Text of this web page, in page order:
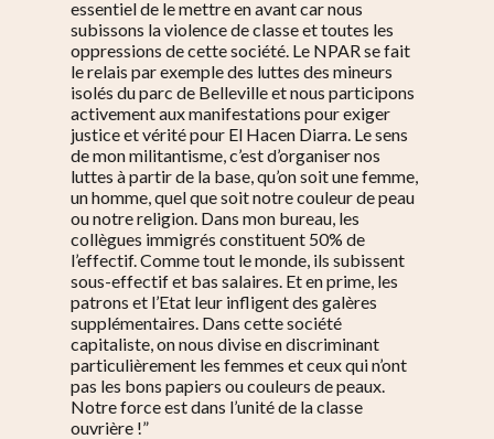
essentiel de le mettre en avant car nous
subissons la violence de classe et toutes les
oppressions de cette société. Le NPAR se fait
le relais par exemple des luttes des mineurs
isolés du parc de Belleville et nous participons
activement aux manifestations pour exiger
justice et vérité pour El Hacen Diarra. Le sens
de mon militantisme, c’est d’organiser nos
luttes à partir de la base, qu’on soit une femme,
un homme, quel que soit notre couleur de peau
ou notre religion. Dans mon bureau, les
collègues immigrés constituent 50% de
l’effectif. Comme tout le monde, ils subissent
sous-effectif et bas salaires. Et en prime, les
patrons et l’Etat leur infligent des galères
supplémentaires. Dans cette société
capitaliste, on nous divise en discriminant
particulièrement les femmes et ceux qui n’ont
pas les bons papiers ou couleurs de peaux.
Notre force est dans l’unité de la classe
ouvrière !”